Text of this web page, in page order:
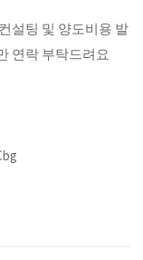
설팅 및 양도비용 발
연락 부탁드려요